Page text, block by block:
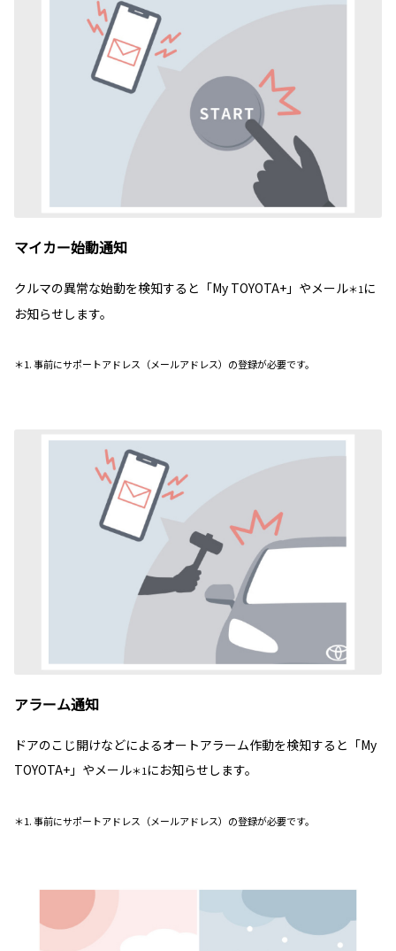
マイカー始動通知
クルマの異常な始動を検知すると「My TOYOTA+」やメール＊1に
お知らせします。
＊1. 事前にサポートアドレス（メールアドレス）の登録が必要です。
アラーム通知
ドアのこじ開けなどによるオートアラーム作動を検知すると「My
TOYOTA+」やメール＊1にお知らせします。
＊1. 事前にサポートアドレス（メールアドレス）の登録が必要です。